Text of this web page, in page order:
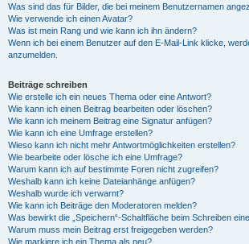
Was sind das für Bilder, die bei meinem Benutzernamen
Wie verwende ich einen Avatar?
Was ist mein Rang und wie kann ich ihn ändern?
Wenn ich bei einem Benutzer auf den E-Mail-Link klicke,
anzumelden.
Beiträge schreiben
Wie erstelle ich ein neues Thema oder eine Antwort?
Wie kann ich einen Beitrag bearbeiten oder löschen?
Wie kann ich meinem Beitrag eine Signatur anfügen?
Wie kann ich eine Umfrage erstellen?
Wieso kann ich nicht mehr Antwortmöglichkeiten erstellen?
Wie bearbeite oder lösche ich eine Umfrage?
Warum kann ich auf bestimmte Foren nicht zugreifen?
Weshalb kann ich keine Dateianhänge anfügen?
Weshalb wurde ich verwarnt?
Wie kann ich Beiträge den Moderatoren melden?
Was bewirkt die „Speichern“-Schaltfläche beim Schreiben
Warum muss mein Beitrag erst freigegeben werden?
Wie markiere ich ein Thema als neu?